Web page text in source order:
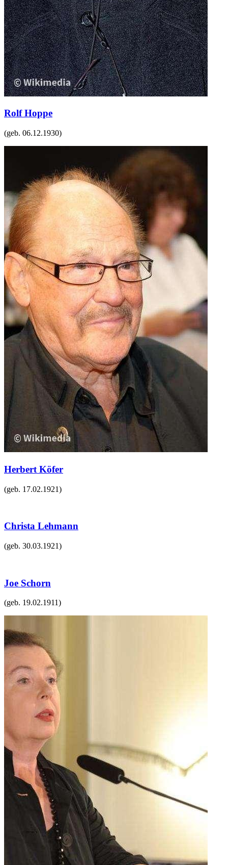
Rolf Hoppe
(geb. 06.12.1930)
Herbert Köfer
(geb. 17.02.1921)
Christa Lehmann
(geb. 30.03.1921)
Joe Schorn
(geb. 19.02.1911)